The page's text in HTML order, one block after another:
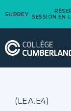
SURREY SESSION EN
(LEA.E4)